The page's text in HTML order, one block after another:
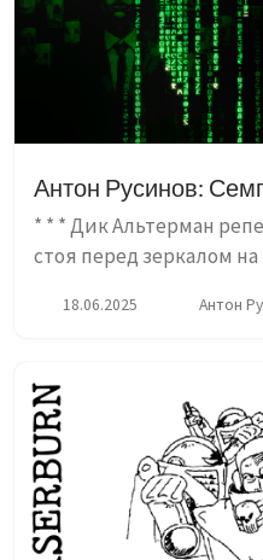
Антон Русинов:
* * * Дик Альтерман
стоя перед зеркалом
типичный лысеющий
18.06.2025 Антон